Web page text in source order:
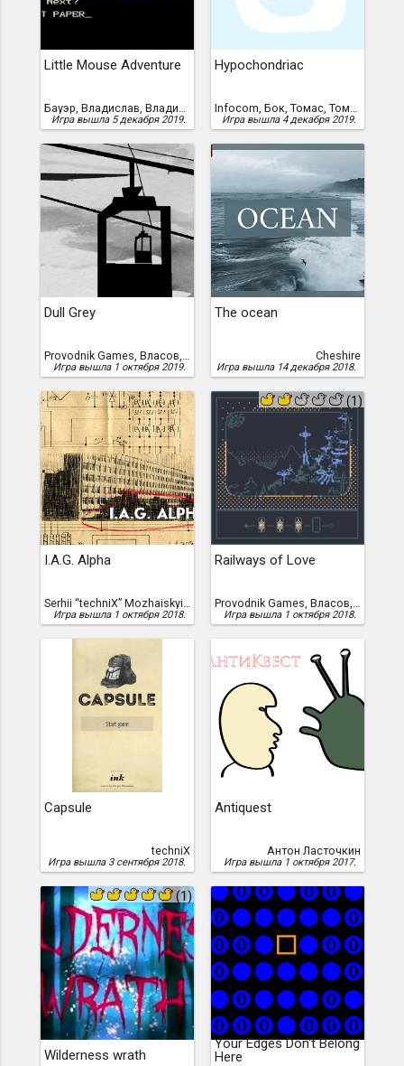
Little Mouse Adventure
Бауэр, Владислав, Владислав Бауэр
Игра вышла 5 декабря 2019.
Hypochondriac
Infocom, Бок, Томас, Томас Бок
Игра вышла 4 декабря 2019.
Dull Grey
Provodnik Games, Власов, Роман, Роман Власов
Игра вышла 1 октября 2019.
The ocean
Cheshire
Игра вышла 14 декабря 2018.
I.A.G. Alpha
Serhii “techniX” Mozhaiskyi, Можайский, Сергей, Serhii Mozhaiskyi
Игра вышла 1 октября 2018.
(1)
Railways of Love
Provodnik Games, Власов, Роман, Лесота, Олег, Олег Лесота, Роман Власов
Игра вышла 1 октября 2018.
Capsule
techniX
Игра вышла 3 сентября 2018.
Antiquest
Антон Ласточкин
Игра вышла 1 октября 2017.
(1)
Wilderness wrath
Your Edges Don't Belong
Here